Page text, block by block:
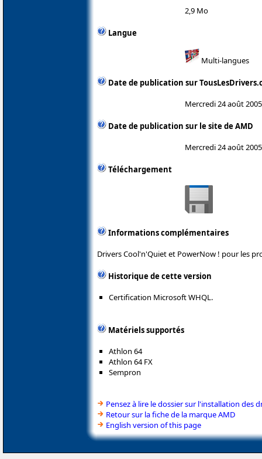
2,9 Mo
Langue
Multi-langues
Date de publication sur
Mercredi 24 août 2005
Date de publication sur le site de AMD
Mercredi 24 août 2005
Téléchargement
Informations complémentaires
Drivers Cool'n'Quiet et PowerNow ! pour les
Historique de cette version
Certification Microsoft WHQL.
Matériels supportés
Athlon 64
Athlon 64 FX
Sempron
Pensez à lire le dossier sur l'installation des
Retour sur la fiche de la marque AMD
English version of this page